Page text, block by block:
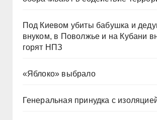
Под Киевом убиты бабушка и
внуком, в Поволжье и на Кубани
горят НПЗ
«Яблоко» выбрало
Генеральная принудка с